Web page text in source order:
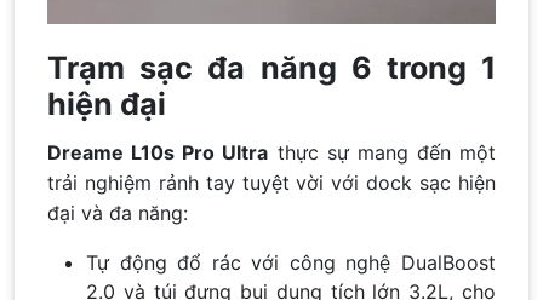
Trạm sạc đa năng 6 trong 1
hiện đại
Dreame L10s Pro Ultra thực sự mang đến một
trải nghiệm rảnh tay tuyệt vời với dock sạc hiện
đại và đa năng:
Tự động đổ rác với công nghệ DualBoost
2.0 và túi đựng bụi dung tích lớn 3.2L, cho